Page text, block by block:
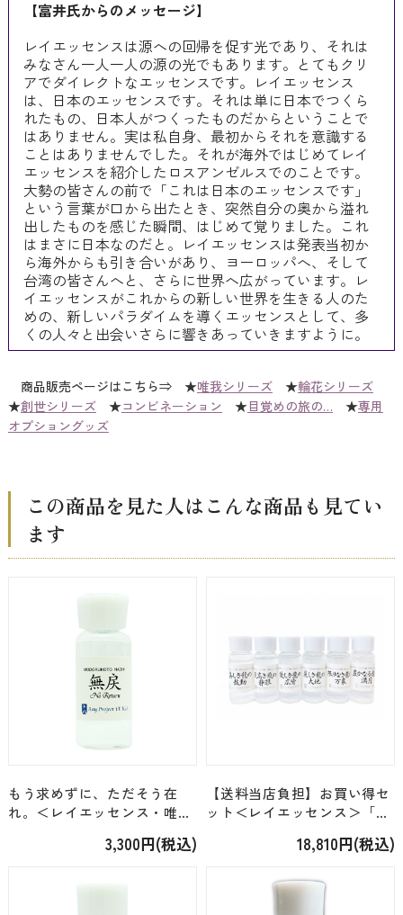
【富井氏からのメッセージ】
レイエッセンスは源への回帰を促す光であり、それは
みなさん一人一人の源の光でもあります。とてもクリ
アでダイレクトなエッセンスです。レイエッセンス
は、日本のエッセンスです。それは単に日本でつくら
れたもの、日本人がつくったものだからということで
はありません。実は私自身、最初からそれを意識する
ことはありませんでした。それが海外ではじめてレイ
エッセンスを紹介したロスアンゼルスでのことです。
大勢の皆さんの前で「これは日本のエッセンスです」
という言葉が口から出たとき、突然自分の奥から溢れ
出したものを感じた瞬間、はじめて覚りました。これ
はまさに日本なのだと。レイエッセンスは発表当初か
ら海外からも引き合いがあり、ヨーロッパへ、そして
台湾の皆さんへと、さらに世界へ広がっています。レ
イエッセンスがこれからの新しい世界を生きる人のた
めの、新しいパラダイムを導くエッセンスとして、多
くの人々と出会いさらに響きあっていきますように。
商品販売ページはこちら⇒ ★唯我シリーズ★輪花シリーズ
★創世シリーズ★コンビネーション ★目覚めの旅の… ★専用
オプショングッズ
この商品を見た人はこんな商品も見てい
ます
もう求めずに、ただそう在
れ。＜レイエッセンス・唯我
3,300円(税込)
【送料当店負担】お買い得セ
ット＜レイエッセンス＞「創
18,810円(税込)